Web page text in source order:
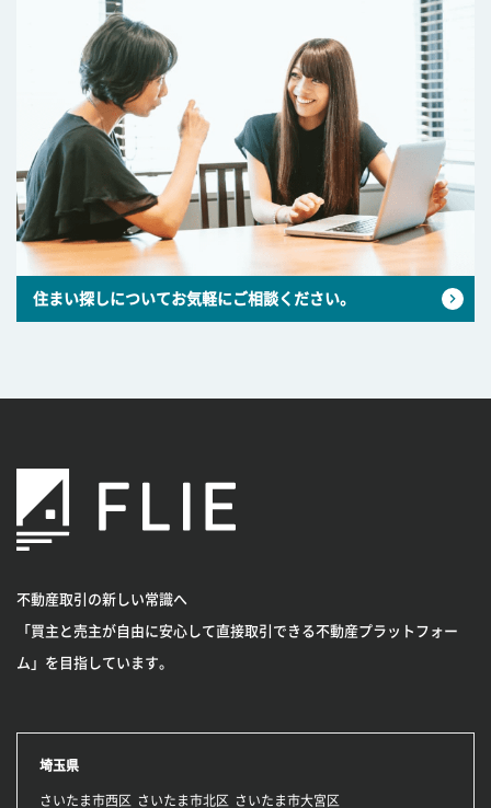
住まい探しについてお気軽にご相談ください。
不動産取引の新しい常識へ
「買主と売主が自由に安心して直接取引できる不動産プラットフォー
ム」を目指しています。
埼玉県
さいたま市西区 さいたま市北区
さいたま市大宮区